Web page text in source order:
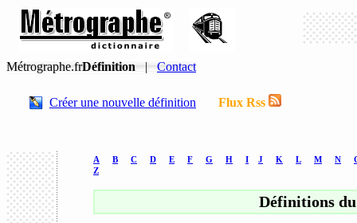
Métrographe.frDéfinition | Contact
Créer une nouvelle définition Flux Rss
A B C D E F G H I J K L M N
Z
Définitions